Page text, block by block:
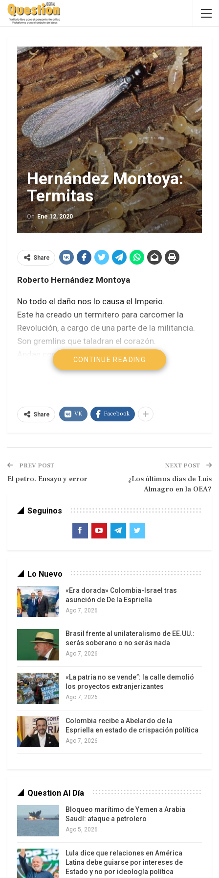
Hernández Montoya:
Termitas
On Ene 12, 2020
Share
Roberto Hernández Montoya
No todo el daño nos lo causa el Imperio.
Este ha creado un termitero para carcomer la
Revolución, a cargo de una parte de la militancia.
Son gremlins que taladran el corazón.
Andan con un revolucionómetro.
Hay fariseos desde antiguo y viven de las
Saben mejor que tú lo que te conviene y pretenden
rescatarte de ti.
Lo están haciendo con la Revolución Bolivariana,
del Estado y acusan a todo el mundo de
contrarrevolución para abrirse paso.
pureza y santidad que todo el mundo y
generalmente es tarde cuando detectas su
presencia.
No tienen escrúpulos.
Como saben quienes han padecido termitas,
Tartufo es difícil de erradicar, generalmente hay
completas para evitar mayor propagación.
Peor: se apoderan del proceso de exterminio para
la acusación permanente a quien atribuyen déficit
revolucionario, visten ropa roja rojita todo el
tiempo.
En la novela 1984 de George Orwell hay una
“Obedece la reglas pequeñas para infringir las
grandes”.
CONTINUE READING
Share VK Facebook
PREV POST
El petro. Ensayo y error
NEXT POST
¿Los últimos días de Luis
Almagro en la OEA?
Seguinos
Lo Nuevo
«Era dorada» Colombia-Israel tras
asunción de De la Espriella
Ago 7, 2026
Brasil frente al unilateralismo de EE.UU.:
serás soberano o no serás nada
Ago 7, 2026
«La patria no se vende”: la calle demolió
los proyectos extranjerizantes
Ago 7, 2026
Colombia recibe a Abelardo de la
Espriella en estado de crispación política
Ago 7, 2026
Question Al Día
Bloqueo marítimo de Yemen a Arabia
Saudí: ataque a petrolero
Ago 5, 2026
Lula dice que relaciones en América
Latina debe guiarse por intereses de
Estado y no por ideología política